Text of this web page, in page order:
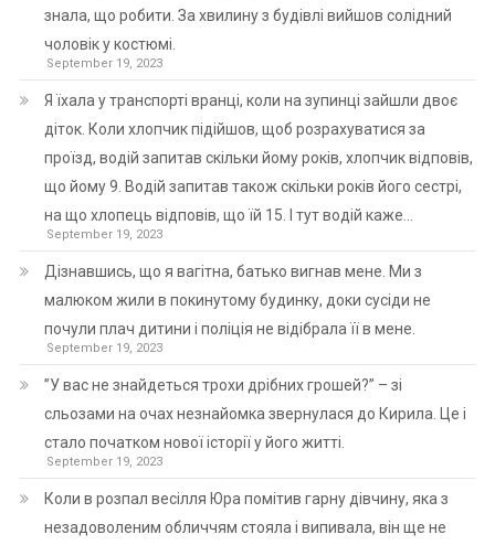
знала, що робити. За хвилину з будівлі вийшов солідний
чоловік у костюмі.
September 19, 2023
Я їхала у транспорті вранці, коли на зупинці зайшли двоє
діток. Коли хлопчик підійшов, щоб розрахуватися за
проїзд, водій запитав скільки йому років, хлопчик відповів,
що йому 9. Водій запитав також скільки років його сестрі,
на що хлопець відповів, що їй 15. І тут водій каже…
September 19, 2023
Дізнавшись, що я вагітна, батько вигнав мене. Ми з
малюком жили в покинутому будинку, доки сусіди не
почули плач дитини і поліція не відібрала її в мене.
September 19, 2023
”У вас не знайдеться трохи дрібних грошей?” – зі
сльозами на очах незнайомка звернулася до Кирила. Це і
стало початком нової історії у його житті.
September 19, 2023
Коли в розпал весілля Юра помітив гарну дівчину, яка з
незадоволеним обличчям стояла і випивала, він ще не